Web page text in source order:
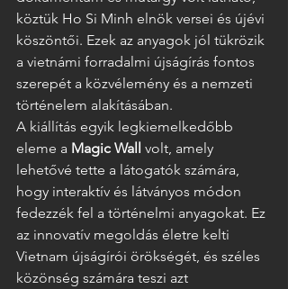
köztük Ho Si Minh elnök versei és újévi
köszöntői. Ezek az anyagok jól tükrözik
a vietnámi forradalmi újságírás fontos
szerepét a közvélemény és a nemzeti
történelem alakításában.
A kiállítás egyik legkiemelkedőbb
eleme a Magic Wall volt, amely
lehetővé tette a látogatók számára,
hogy interaktív és látványos módon
fedezzék fel a történelmi anyagokat. Ez
az innovatív megoldás életre kelti
Vietnam újságírói örökségét, és széles
közönség számára teszi azt